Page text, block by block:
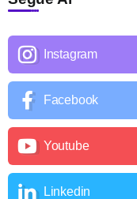
Instagram
Facebook
Youtube
Linkedin